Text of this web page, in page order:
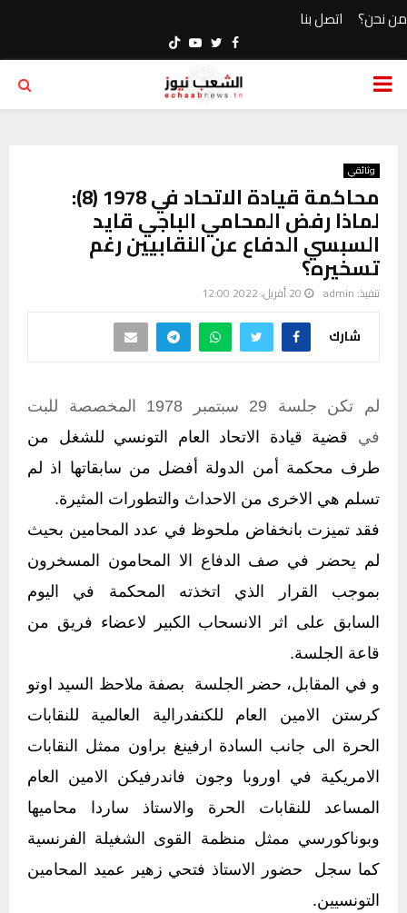
من نحن؟ اتصل بنا
Facebook
Twitter
Youtube
PRIMARY
وثائقي
محاكمة قيادة الاتحاد في 1978 (8):
لماذا رفض المحامي الباجي قايد
السبسي الدفاع عن النقابيين رغم
تسخيره؟
تنفيذ: admin 20 أفريل، 2022 12:00
شارك
لم تكن جلسة 29 سبتمبر 1978 المخصصة للبت
في قضية قيادة الاتحاد العام التونسي للشغل من
طرف محكمة أمن الدولة أفضل من سابقاتها اذ لم
تسلم هي الاخرى من الاحداث والتطورات المثيرة.
فقد تميزت بانخفاض ملحوظ في عدد المحامين بحيث
لم يحضر في صف الدفاع الا المحامون المسخرون
بموجب القرار الذي اتخذته المحكمة في اليوم
السابق على اثر الانسحاب الكبير لاعضاء فريق من
قاعة الجلسة.
و في المقابل، حضر الجلسة بصفة ملاحظ السيد اوتو
كرستن الامين العام للكنفدرالية العالمية للنقابات
الحرة الى جانب السادة ارفينغ براون ممثل النقابات
الامريكية في اوروبا وجون فاندرفيكن الامين العام
المساعد للنقابات الحرة والاستاذ ساردا محاميها
وبوناكورسي ممثل منظمة القوى الشغيلة الفرنسية
كما سجل حضور الاستاذ فتحي زهير عميد المحامين
التونسيين.